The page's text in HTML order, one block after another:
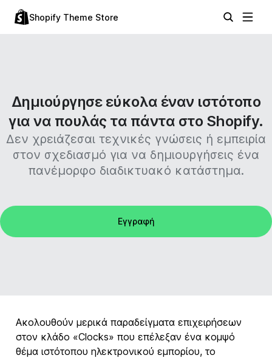
Shopify Theme Store
Δημιούργησε εύκολα έναν ιστότοπο
για να πουλάς τα πάντα στο Shopify.
Δεν χρειάζεσαι τεχνικές γνώσεις ή εμπειρία
στον σχεδιασμό για να δημιουργήσεις ένα
πανέμορφο διαδικτυακό κατάστημα.
Εγγραφή
Ακολουθούν μερικά παραδείγματα επιχειρήσεων
στον κλάδο «Clocks» που επέλεξαν ένα κομψό
θέμα ιστότοπου ηλεκτρονικού εμπορίου, το